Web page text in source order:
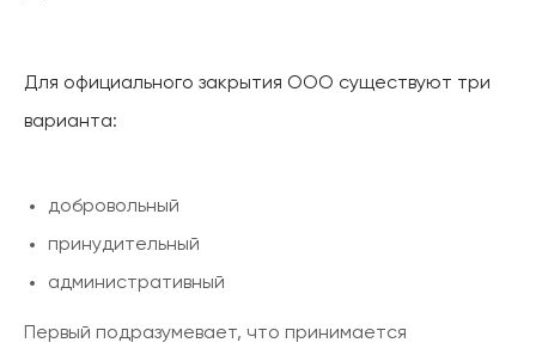
Для официального закрытия ООО существуют три
варианта:
добровольный
принудительный
административный
Первый подразумевает, что принимается